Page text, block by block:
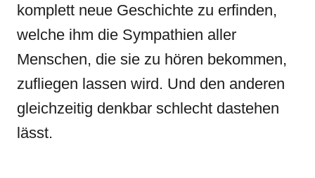
komplett neue Geschichte zu erfinden,
welche ihm die Sympathien aller
Menschen, die sie zu hören bekommen,
zufliegen lassen wird. Und den anderen
gleichzeitig denkbar schlecht dastehen
lässt.